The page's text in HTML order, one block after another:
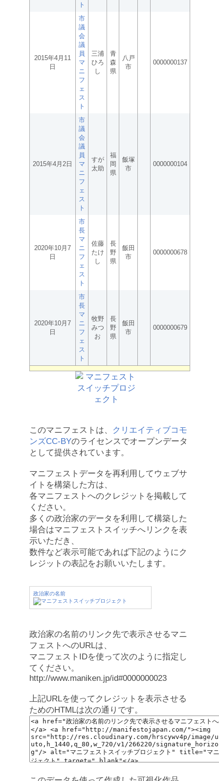
ト
2015年4月11
日
市
議
会
議
員
マ
ニ
フ
ェ
ス
ト
三浦
ひろ
し
青
森
県
八戸
市
0000000137
2015年4月2日
市
議
会
議
員
マ
ニ
フ
ェ
ス
ト
すが
太助
福
岡
県
飯塚
市
0000000104
2020年10月7
日
市
長
マ
ニ
フ
ェ
ス
ト
佐藤
たけ
し
長
野
県
飯田
市
0000000678
2020年10月7
日
市
長
マ
ニ
フ
ェ
ス
ト
牧野
みつ
お
長
野
県
飯田
市
0000000679
このマニフェストは、
クリエイティブコモ
ンズCC-BYのライセンスでオープンデータ
として提供されています。
マニフェストデータを再利用してウェブサ
イトを構築した方は、
各マニフェストへのクレジットを掲載して
ください。
多くの政治家のデータを利用して構築した
場合はマニフェストスイッチへリンクを表
示いただき、
数件など表示可能であれば下記のようにク
レジットの表記をお願いいたします。
政治家の名前
政治家の名前のリンク先で表示させるマニ
フェストへのURLは、
マニフェストIDを使って次のように指定し
てください。
http://www.maniken.jp/id#0000000023
上記URLを使ってクレジットを表示させる
ためのHTMLは次の通りです。